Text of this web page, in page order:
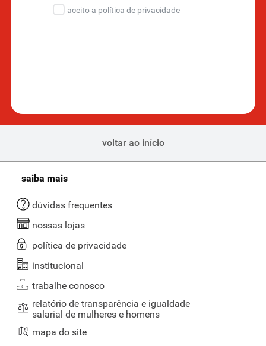
aceito a política de privacidade
voltar ao início
saiba mais
dúvidas frequentes
nossas lojas
política de privacidade
institucional
trabalhe conosco
relatório de transparência e igualdade
salarial de mulheres e homens
mapa do site